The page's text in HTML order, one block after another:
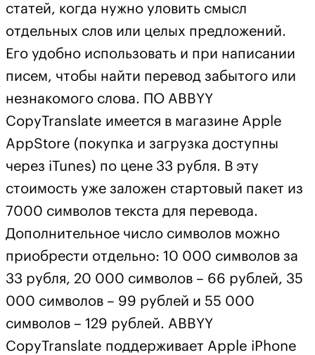
статей, когда нужно уловить смысл
отдельных слов или целых предложений.
Его удобно использовать и при написании
писем, чтобы найти перевод забытого или
незнакомого слова. ПО ABBYY
CopyTranslate имеется в магазине Apple
AppStore (покупка и загрузка доступны
через iTunes) по цене 33 рубля. В эту
стоимость уже заложен стартовый пакет из
7000 символов текста для перевода.
Дополнительное число символов можно
приобрести отдельно: 10 000 символов за
33 рубля, 20 000 символов – 66 рублей, 35
000 символов – 99 рублей и 55 000
символов – 129 рублей. ABBYY
CopyTranslate поддерживает Apple iPhone